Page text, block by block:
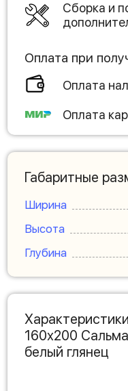
Сборка и
Оплата при
Оплата
Оплата
Габаритные
Ширина
Высота
Глубина
160х200
белый глянец